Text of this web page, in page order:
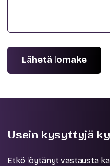
Lähetä lomake
Usein kysyttyjä
Etkö löytänyt vastausta